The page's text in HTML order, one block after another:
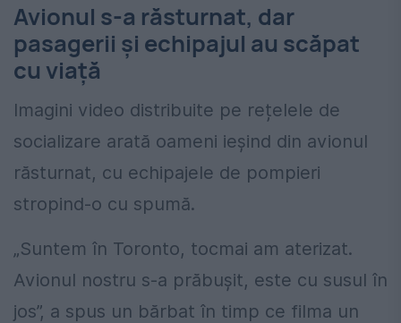
Avionul s-a răsturnat, dar
pasagerii și echipajul au scăpat
cu viață
Imagini video distribuite pe rețelele de
socializare arată oameni ieșind din avionul
răsturnat, cu echipajele de pompieri
stropind-o cu spumă.
„Suntem în Toronto, tocmai am aterizat.
Avionul nostru s-a prăbușit, este cu susul în
jos”, a spus un bărbat în timp ce filma un